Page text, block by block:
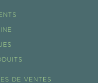
DE VENTES